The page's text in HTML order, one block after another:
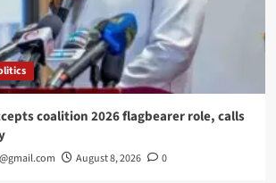
coalition 2026 flagbearer role, calls
August 8, 2026 0